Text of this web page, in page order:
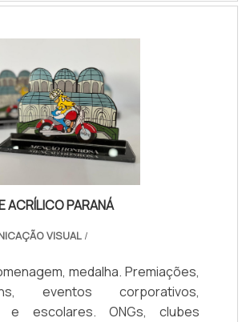
e acabamento impecável.
ACRÍLICO PARANÁ
VISUAL /
medalha. Premiações,
eventos corporativos,
e escolares. ONGs, clubes